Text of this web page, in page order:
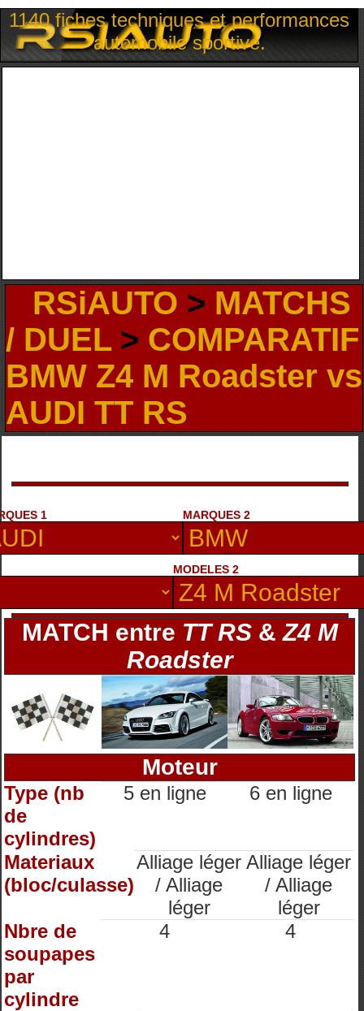
1140 fiches techniques et performances
automobile sportive.
RSiAUTO > MATCHS
/ DUEL> COMPARATIF
BMW Z4 M Roadster vs
AUDI TT RS
1 MARQUES 2
MODELES 2
MATCH entre TT RS&Z4 M
Roadster
Moteur
Type (nb
de
cylindres)
5 en ligne 6 en ligne
Materiaux
(bloc/culasse)
Alliage léger
/ Alliage
léger
Alliage léger
/ Alliage
léger
Nbre de
soupapes
par
cylindre
4 4